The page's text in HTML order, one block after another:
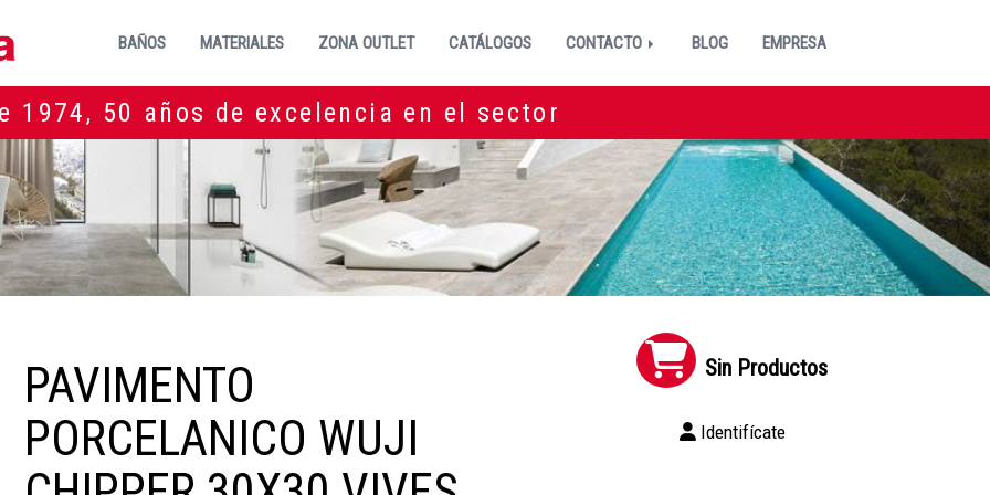
BAÑOS MATERIALES ZONA OUTLET CATÁLOGOS CONTACTO BLOG EMPRESA
1974, 50 años de excelencia en el sector
PAVIMENTO
PORCELANICO WUJI
Sin Productos
Identifícate